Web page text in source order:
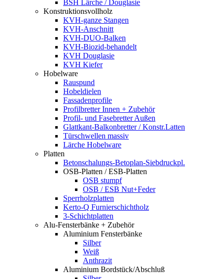
BSH Lärche / Douglasie
Konstruktionsvollholz
KVH-ganze Stangen
KVH-Anschnitt
KVH-DUO-Balken
KVH-Biozid-behandelt
KVH Douglasie
KVH Kiefer
Hobelware
Rauspund
Hobeldielen
Fassadenprofile
Profilbretter Innen + Zubehör
Profil- und Fasebretter Außen
Glattkant-Balkonbretter / Konstr.Latten
Türschwellen massiv
Lärche Hobelware
Platten
Betonschalungs-Betoplan-Siebdruckpl.
OSB-Platten / ESB-Platten
OSB stumpf
OSB / ESB Nut+Feder
Sperrholzplatten
Kerto-Q Furnierschichtholz
3-Schichtplatten
Alu-Fensterbänke + Zubehör
Aluminium Fensterbänke
Silber
Weiß
Anthrazit
Aluminium Bordstück/Abschluß